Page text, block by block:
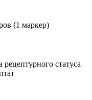
(1 маркер)
статуса